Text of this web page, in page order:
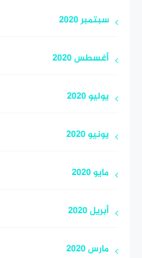
سبتمبر 2020
أغسطس 2020
يوليو 2020
يونيو 2020
مايو 2020
أبريل 2020
مارس 2020